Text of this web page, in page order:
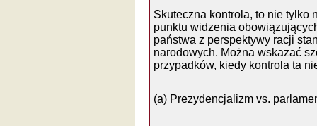
Skuteczna kontrola, to nie tylko
punktu widzenia
państwa z perspektywy racji
narodowych. Można wskazać
przypadków, kiedy kontrola ta
(a) Prezydencjalizm vs.